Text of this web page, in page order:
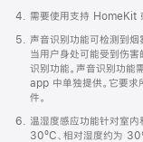
需要使用支持 HomeKit
声音识别功能可检测到烟
当用户身处可能受到伤害
识别功能。声音识别功能
app 中单独提供。它要
件。
温湿度感应功能针对室内
30ºC、相对湿度约为